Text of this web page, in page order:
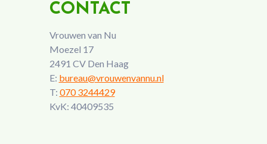
CONTACT
Vrouwen van Nu
Moezel 17
2491 CV Den Haag
E: bureau@vrouwenvannu.nl
T: 070 3244429
KvK: 40409535